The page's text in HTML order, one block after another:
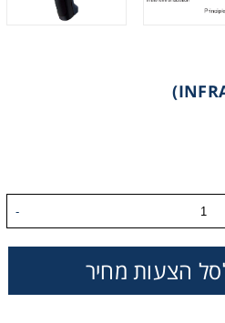
-
הצעות מחיר